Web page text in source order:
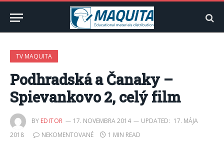
TV MAQUITA
Podhradská a Čanaky –
Spievankovo 2, celý film
BY EDITOR 17. NOVEMBRA 2014 UPDATED: 17. MÁJA
2018
NEKOMENTOVANÉ 1 MIN READ